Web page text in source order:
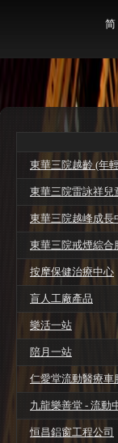
简
東華三院越齡 (年
東華三院雷詠祥兒
東華三院越峰成長
東華三院戒煙綜合
按摩保健治療中心
盲人工廠產品
樂活一站
陪月一站
仁愛堂流動醫療車
九龍樂善堂 - 流動
恒昌鋁窗工程公司